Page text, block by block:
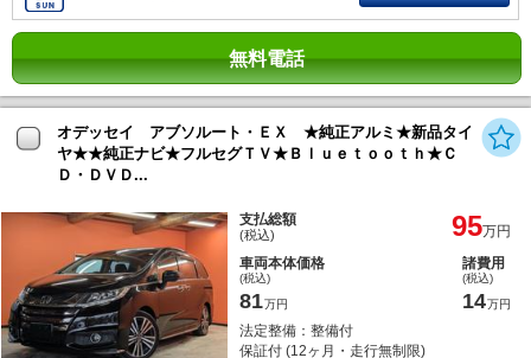
無料電話
オデッセイ アブソルート・ＥＸ ★純正アルミ★新品タイ
ヤ★★純正ナビ★フルセグＴＶ★Ｂｌｕｅｔｏｏｔｈ★Ｃ
Ｄ・ＤＶＤ...
支払総額
(税込) 95万円
車両本体価格
(税込)
81万円
諸費用
(税込)
14万円
法定整備：整備付
保証付 (12ヶ月・走行無制限)